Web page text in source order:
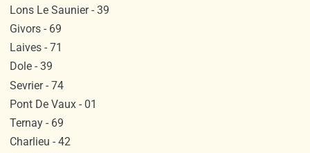
Lons Le Saunier - 39
Givors - 69
Laives - 71
Dole - 39
Sevrier - 74
Pont De Vaux - 01
Ternay - 69
Charlieu - 42